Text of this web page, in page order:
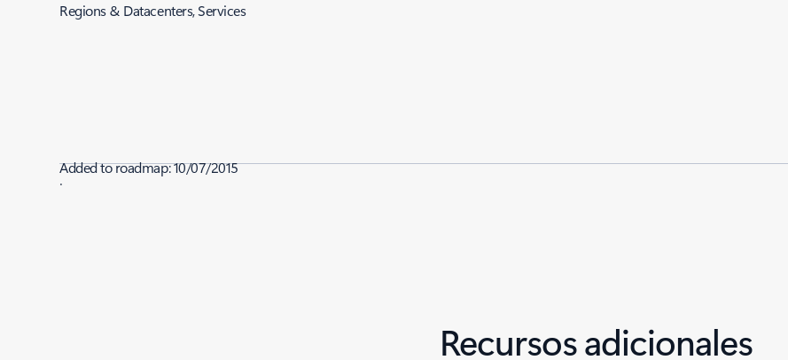
Regions & Datacenters, Services
Added to roadmap:10/07/2015
|
Recursos adicionales